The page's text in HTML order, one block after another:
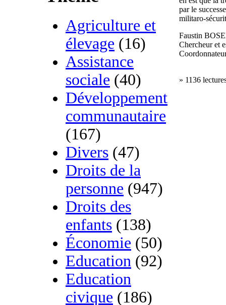
Agriculture et
élevage (16)
Assistance
sociale (40)
Développement
communautaire
(167)
Divers (47)
Droits de la
personne (947)
Droits des
enfants (138)
Économie (50)
Education (92)
Education
civique (186)
par le
militaro-
Faustin
Chercheur et
» 1136